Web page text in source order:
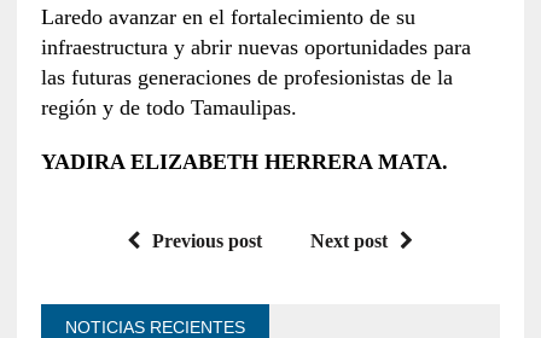
Laredo avanzar en el fortalecimiento de su
infraestructura y abrir nuevas oportunidades para
las futuras generaciones de profesionistas de la
región y de todo Tamaulipas.
YADIRA ELIZABETH HERRERA MATA.
Previous post Next post
NOTICIAS RECIENTES